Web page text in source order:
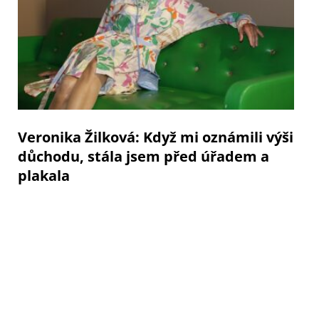
Veronika Žilková: Když mi oznámili výši
důchodu, stála jsem před úřadem a
plakala